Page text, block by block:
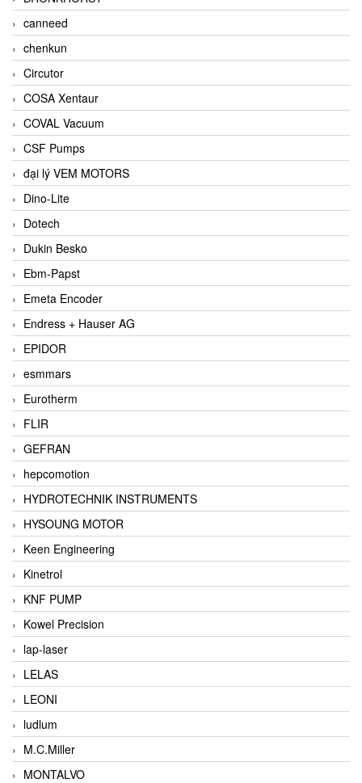
canneed
chenkun
Circutor
COSA Xentaur
COVAL Vacuum
CSF Pumps
đại lý VEM MOTORS
Dino-Lite
Dotech
Dukin Besko
Ebm-Papst
Emeta Encoder
Endress + Hauser AG
EPIDOR
esmmars
Eurotherm
FLIR
GEFRAN
hepcomotion
HYDROTECHNIK INSTRUMENTS
HYSOUNG MOTOR
Keen Engineering
Kinetrol
KNF PUMP
Kowel Precision
lap-laser
LELAS
LEONI
ludlum
M.C.Miller
MONTALVO